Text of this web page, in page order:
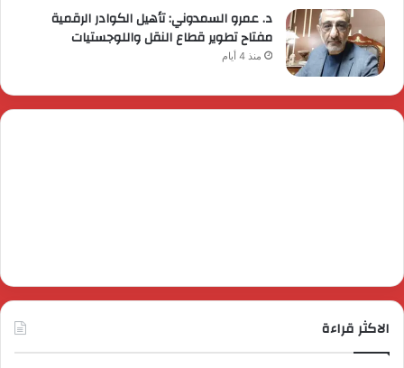
د. عمرو السمدوني: تأهيل الكوادر الرقمية
مفتاح تطوير قطاع النقل واللوجستيات
منذ 4 أيام
الاكثر قراءة